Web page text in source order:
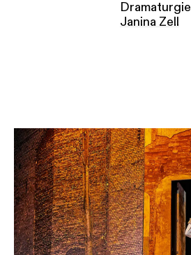
Dramaturgie
Janina Zell